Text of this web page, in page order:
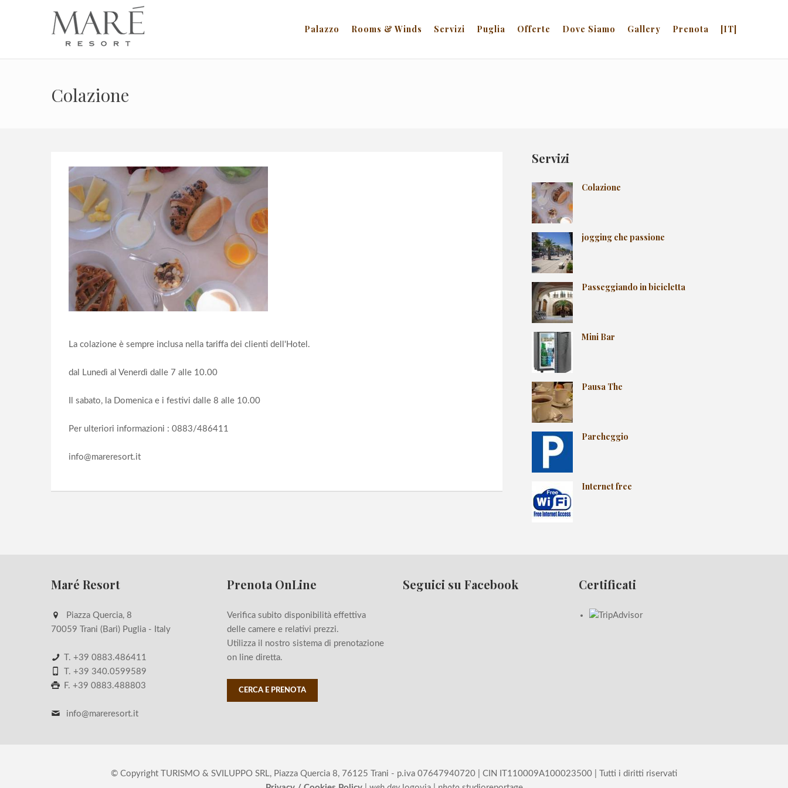
Palazzo Rooms & Winds Servizi Puglia Offerte Dove Siamo Gallery Prenota [IT]
Colazione
La colazione è sempre inclusa nella tariffa dei clienti dell'Hotel.
dal Lunedì al Venerdì dalle 7 alle 10.00
Il sabato, la Domenica e i festivi dalle 8 alle 10.00
Per ulteriori informazioni : 0883/486411
info@mareresort.it
Servizi
Colazione
jogging che passione
Passeggiando in bicicletta
Mini Bar
Pausa The
Parcheggio
Internet free
Maré Resort
Piazza Quercia, 8
70059 Trani (Bari) Puglia - Italy
T. +39 0883.486411
T. +39 340.0599589
F. +39 0883.488803
info@mareresort.it
Prenota OnLine
Verifica subito disponibilità effettiva
delle camere e relativi prezzi.
Utilizza il nostro sistema di prenotazione
on line diretta.
CERCA E PRENOTA
Seguici su Facebook Certificati
© Copyright TURISMO & SVILUPPO SRL, Piazza Quercia 8, 76125 Trani - p.iva 07647940720 | CIN IT110009A100023500 | Tutti i diritti riservati